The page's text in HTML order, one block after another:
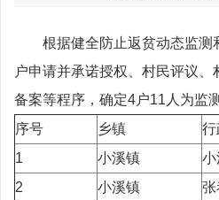
根据健全防止返贫动态监测
户申请并承诺授权、 村民评议、
备案等程序，确定4户11 人为监
序号
乡镇 行
1
小溪镇 小
2
小溪镇 张